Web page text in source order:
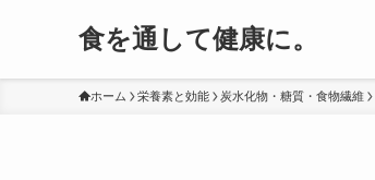
食を通して健康に。
ホーム 栄養素と効能 炭水化物・糖質・食物繊維